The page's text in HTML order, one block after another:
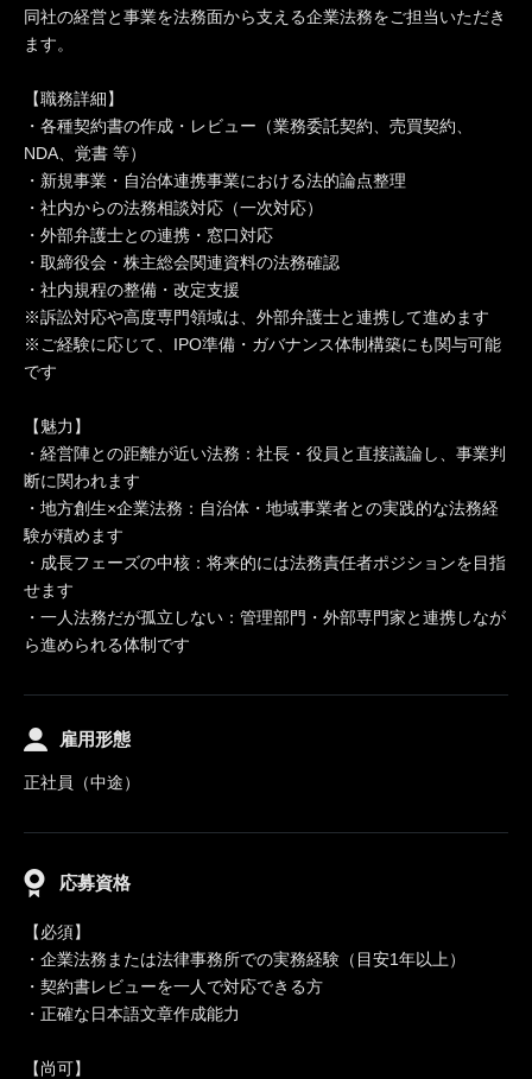
同社の経営と事業を法務面から支える企業法務をご担当いただき
ます。
【職務詳細】
・各種契約書の作成・レビュー（業務委託契約、売買契約、
NDA、覚書 等）
・新規事業・自治体連携事業における法的論点整理
・社内からの法務相談対応（一次対応）
・外部弁護士との連携・窓口対応
・取締役会・株主総会関連資料の法務確認
・社内規程の整備・改定支援
※訴訟対応や高度専門領域は、外部弁護士と連携して進めます
※ご経験に応じて、IPO準備・ガバナンス体制構築にも関与可能
です
【魅力】
・経営陣との距離が近い法務：社長・役員と直接議論し、事業判
断に関われます
・地方創生×企業法務：自治体・地域事業者との実践的な法務経
験が積めます
・成長フェーズの中核：将来的には法務責任者ポジションを目指
せます
・一人法務だが孤立しない：管理部門・外部専門家と連携しなが
ら進められる体制です
雇用形態
正社員（中途）
応募資格
【必須】
・企業法務または法律事務所での実務経験（目安1年以上）
・契約書レビューを一人で対応できる方
・正確な日本語文章作成能力
【尚可】